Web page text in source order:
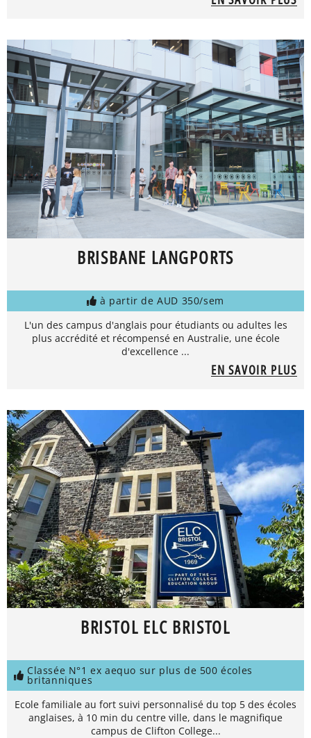
BRISBANE LANGPORTS
à partir de AUD 350/sem
L'un des campus d'anglais pour étudiants ou adultes les
plus accrédité et récompensé en Australie, une école
d'excellence ...
EN SAVOIR PLUS
BRISTOL ELC BRISTOL
Classée N°1 ex aequo sur plus de 500 écoles
britanniques
Ecole familiale au fort suivi personnalisé du top 5 des écoles
anglaises, à 10 min du centre ville, dans le magnifique
campus de Clifton College...